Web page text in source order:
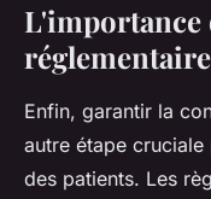
L'importance
réglementaire
Enfin, garantir la
autre étape
des patients. Les